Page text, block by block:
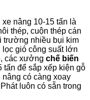
xe nâng 10-15 tấn là
thép, cuộn thép cán
trường nhiều bụi kim
lọc gió công suất lớn
các xưởng chế biến
để sắp xếp kiện gỗ
có càng xoay
luôn có sẵn trong